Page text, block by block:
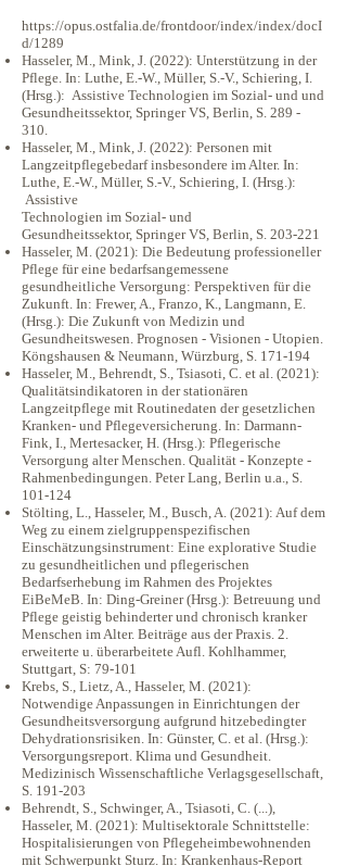
https://opus.ostfalia.de/frontdoor/index/index/docI
d/1289
Hasseler, M., Mink, J. (2022): Unterstützung in der
Pflege. In: Luthe, E.-W., Müller, S.-V., Schiering, I.
(Hrsg.): Assistive Technologien im Sozial- und und
Gesundheitssektor, Springer VS, Berlin, S. 289 -
310.
Hasseler, M., Mink, J. (2022): Personen mit
Langzeitpflegebedarf insbesondere im Alter. In:
Luthe, E.-W., Müller, S.-V., Schiering, I. (Hrsg.):
Assistive
Technologien im Sozial- und
Gesundheitssektor, Springer VS, Berlin, S. 203-221
Hasseler, M. (2021): Die Bedeutung professioneller
Pflege für eine bedarfsangemessene
gesundheitliche Versorgung: Perspektiven für die
Zukunft. In: Frewer, A., Franzo, K., Langmann, E.
(Hrsg.): Die Zukunft von Medizin und
Gesundheitswesen. Prognosen - Visionen - Utopien.
Köngshausen & Neumann, Würzburg, S. 171-194
Hasseler, M., Behrendt, S., Tsiasoti, C. et al. (2021):
Qualitätsindikatoren in der stationären
Langzeitpflege mit Routinedaten der gesetzlichen
Kranken- und Pflegeversicherung. In: Darmann-
Fink, I., Mertesacker, H. (Hrsg.): Pflegerische
Versorgung alter Menschen. Qualität - Konzepte -
Rahmenbedingungen. Peter Lang, Berlin u.a., S.
101-124
Stölting, L., Hasseler, M., Busch, A. (2021): Auf dem
Weg zu einem zielgruppenspezifischen
Einschätzungsinstrument: Eine explorative Studie
zu gesundheitlichen und pflegerischen
Bedarfserhebung im Rahmen des Projektes
EiBeMeB. In: Ding-Greiner (Hrsg.): Betreuung und
Pflege geistig behinderter und chronisch kranker
Menschen im Alter. Beiträge aus der Praxis. 2.
erweiterte u. überarbeitete Aufl. Kohlhammer,
Stuttgart, S: 79-101
Krebs, S., Lietz, A., Hasseler, M. (2021):
Notwendige Anpassungen in Einrichtungen der
Gesundheitsversorgung aufgrund hitzebedingter
Dehydrationsrisiken. In: Günster, C. et al. (Hrsg.):
Versorgungsreport. Klima und Gesundheit.
Medizinisch Wissenschaftliche Verlagsgesellschaft,
S. 191-203
Behrendt, S., Schwinger, A., Tsiasoti, C. (...),
Hasseler, M. (2021): Multisektorale Schnittstelle:
Hospitalisierungen von Pflegeheimbewohnenden
mit Schwerpunkt Sturz. In: Krankenhaus-Report